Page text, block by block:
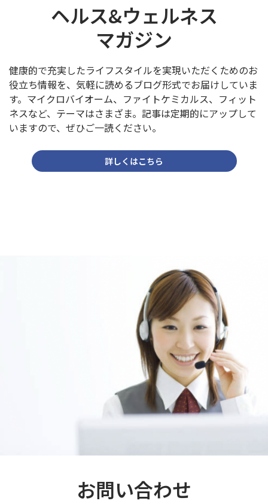
ヘルス&ウェルネス
マガジン
健康的で充実したライフスタイルを実現いただくためのお
役立ち情報を、気軽に読めるブログ形式でお届けしていま
す。マイクロバイオーム、ファイトケミカルス、フィット
ネスなど、テーマはさまざま。記事は定期的にアップして
いますので、ぜひご一読ください。
詳しくはこちら
お問い合わせ